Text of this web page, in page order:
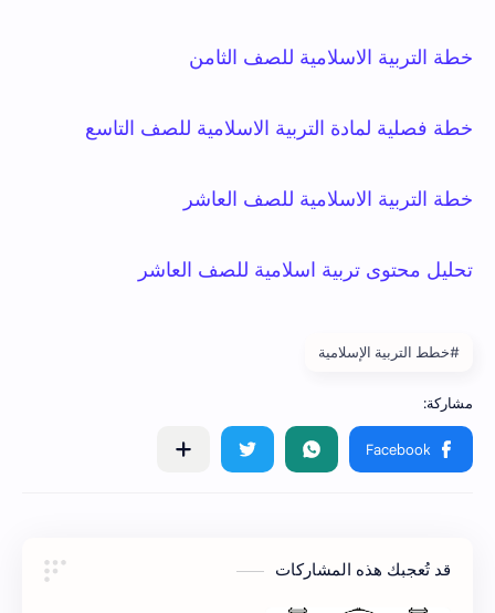
خطة التربية الاسلامية للصف الثامن
خطة فصلية لمادة التربية الاسلامية للصف التاسع
خطة التربية الاسلامية للصف العاشر
تحليل محتوى تربية اسلامية للصف العاشر
#خطط التربية الإسلامية
قد تُعجبك هذه المشاركات